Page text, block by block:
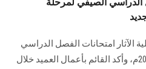
الدراسي الصيفي لمرحلة
الآثار امتحانات الفصل الدراسي
الصيفي للعام الجامعي 2021/ 2022م، وأكد القائم بأعمال العميد خلال